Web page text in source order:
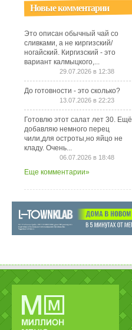
Новые комментарии
Это описан обычный чай со
сливками, а не киргизский/
ногайский. Киргизский - это
вариант калмыцкого,...
29.07.2026 в 12:38
До готовности - это сколько?
13.07.2026 в 22:23
Готовлю этот салат лет 30. Ещё
добавляю немного перец
чили,для остроты,но яйцо не
кладу. Очень...
06.07.2026 в 18:48
Еще комментарии»